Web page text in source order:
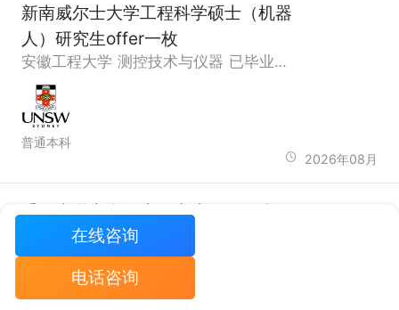
新南威尔士大学工程科学硕士（机器
人）研究生offer一枚
安徽工程大学 测控技术与仪器 已毕业，GPA80.79，雅思6.5
普通本科
2026年08月
悉尼大学商学硕士研究生offer一枚
在线咨询
电话咨询